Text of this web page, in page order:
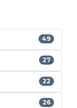
49
27
22
26